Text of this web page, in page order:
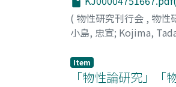
( 物性研究刊行会 , 物性
小島, 忠宣; Kojima,
Item
「物性論研究」